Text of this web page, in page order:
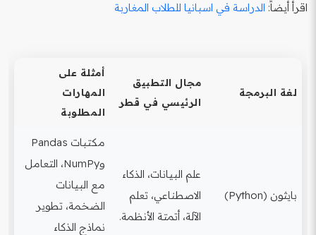
اقرأ أيضاً: الدراسة في اسبانيا للطلاب المغاربة
لغة البرمجة
مجال التطبيق
الرئيسي في قطر
أمثلة على
المهارات
المطلوبة
بايثون (Python)
علم البيانات، الذكاء
الاصطناعي، تعلم
الآلة، أتمتة الأنظمة.
مكتبات Pandas
وNumPy، التعامل
مع البيانات
الضخمة، تطوير
نماذج الذكاء